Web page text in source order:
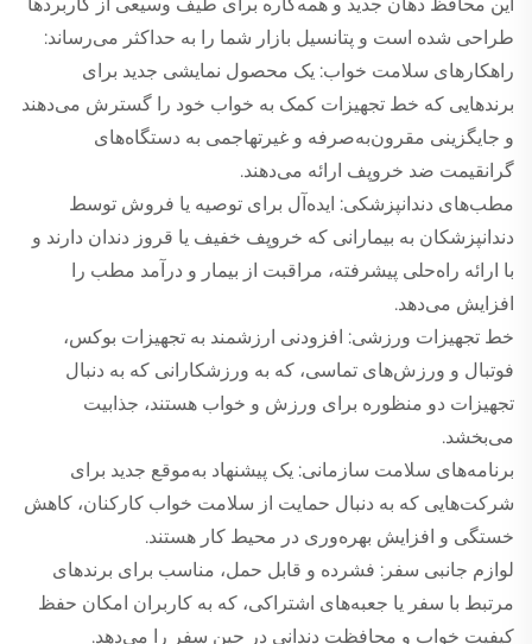
طراحی شده است و پتانسیل بازار شما را به حداکثر می‌رساند:
راهکارهای سلامت خواب: یک محصول نمایشی جدید برای
برندهایی که خط تجهیزات کمک به خواب خود را گسترش می‌دهند
و جایگزینی مقرون‌به‌صرفه و غیرتهاجمی به دستگاه‌های
گرانقیمت ضد خروپف ارائه می‌دهند.
مطب‌های دندانپزشکی: ایده‌آل برای توصیه یا فروش توسط
دندانپزشکان به بیمارانی که خروپف خفیف یا قروز دندان دارند و
با ارائه راه‌حلی پیشرفته، مراقبت از بیمار و درآمد مطب را
افزایش می‌دهد.
خط تجهیزات ورزشی: افزودنی ارزشمند به تجهیزات بوکس،
فوتبال و ورزش‌های تماسی، که به ورزشکارانی که به دنبال
تجهیزات دو منظوره برای ورزش و خواب هستند، جذابیت
می‌بخشد.
برنامه‌های سلامت سازمانی: یک پیشنهاد به‌موقع جدید برای
شرکت‌هایی که به دنبال حمایت از سلامت خواب کارکنان، کاهش
خستگی و افزایش بهره‌وری در محیط کار هستند.
لوازم جانبی سفر: فشرده و قابل حمل، مناسب برای برندهای
مرتبط با سفر یا جعبه‌های اشتراکی، که به کاربران امکان حفظ
کیفیت خواب و محافظت دندانی در حین سفر را می‌دهد.